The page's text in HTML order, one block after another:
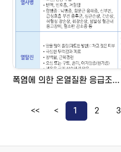
폭염에 의한 온열질환 응급조...
<< < 1 2 3